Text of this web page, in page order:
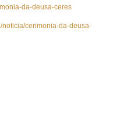
da-deusa-ceres
noticia/cerimonia-da-deusa-